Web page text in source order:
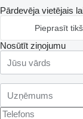
Pārdevēja vietējais
Pieprasīt
Nosūtīt ziņojumu